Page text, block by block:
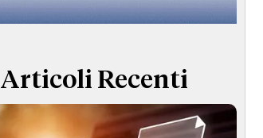
Articoli Recenti